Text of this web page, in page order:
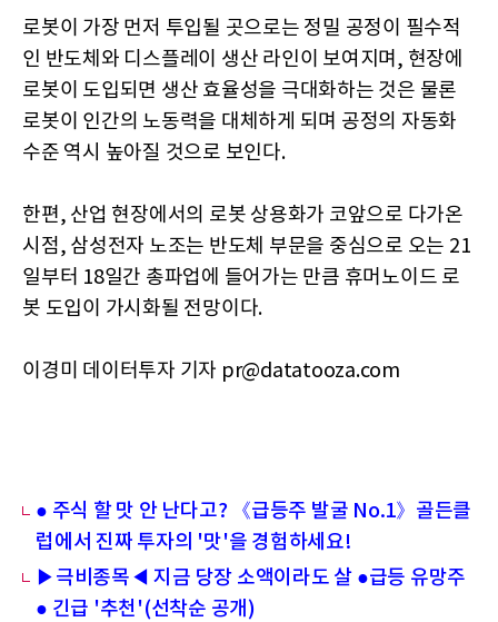
로봇이 가장 먼저 투입될 곳으로는 정밀 공정이 필수적
인 반도체와 디스플레이 생산 라인이 보여지며, 현장에
로봇이 도입되면 생산 효율성을 극대화하는 것은 물론
로봇이 인간의 노동력을 대체하게 되며 공정의 자동화
수준 역시 높아질 것으로 보인다.
한편, 산업 현장에서의 로봇 상용화가 코앞으로 다가온
시점, 삼성전자 노조는 반도체 부문을 중심으로 오는 21
일부터 18일간 총파업에 들어가는 만큼 휴머노이드 로
봇 도입이 가시화될 전망이다.
이경미 데이터투자 기자 pr@datatooza.com
● 주식 할 맛 안 난다고? 《급등주 발굴 No.1》골든클
럽에서 진짜 투자의 '맛'을 경험하세요!
▶극비종목◀ 지금 당장 소액이라도 살 ●급등 유망주
● 긴급 '추천'(선착순 공개)